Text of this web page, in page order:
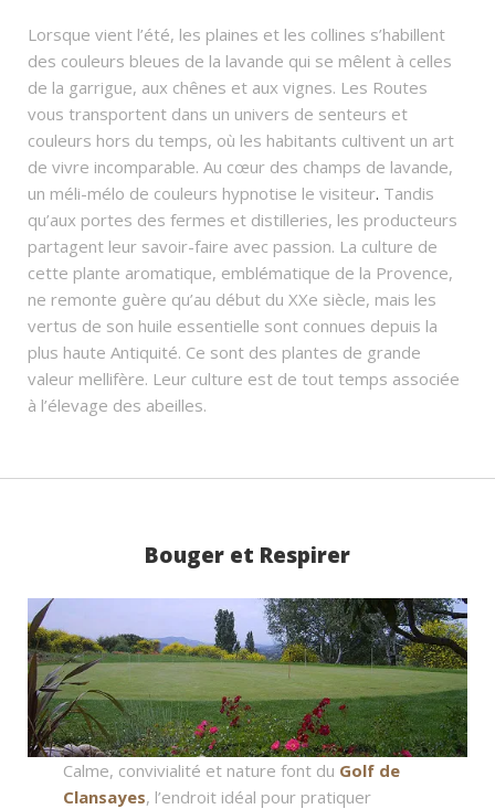
Lorsque vient l’été, les plaines et les collines s’habillent
des couleurs bleues de la lavande qui se mêlent à celles
de la garrigue, aux chênes et aux vignes. Les Routes
vous transportent dans un univers de senteurs et
couleurs hors du temps, où les habitants cultivent un art
de vivre incomparable. Au cœur des champs de lavande,
un méli-mélo de couleurs hypnotise le visiteur. Tandis
qu’aux portes des fermes et distilleries, les producteurs
partagent leur savoir-faire avec passion. La culture de
cette plante aromatique, emblématique de la Provence,
ne remonte guère qu’au début du XXe siècle, mais les
vertus de son huile essentielle sont connues depuis la
plus haute Antiquité. Ce sont des plantes de grande
valeur mellifère. Leur culture est de tout temps associée
à l’élevage des abeilles.
Bouger et Respirer
Calme, convivialité et nature font du Golf de
Clansayes, l’endroit idéal pour pratiquer